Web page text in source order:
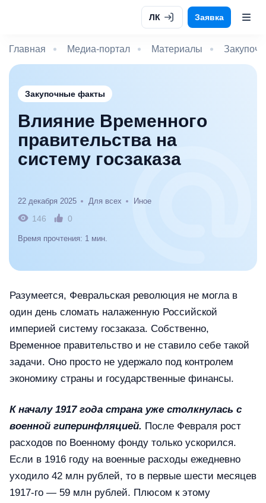
ЛК Заявка
Главная Медиа-портал Материалы
Закупочные факты
Влияние Временного
правительства на
систему госзаказа
22 декабря 2025 Для всех Иное
146 0
Время прочтения: 1 мин.
Разумеется, Февральская революция не могла в
один день сломать налаженную Российской
империей систему госзаказа. Собственно,
Временное правительство и не ставило себе такой
задачи. Оно просто не удержало под контролем
экономику страны и государственные финансы.
К началу 1917 года страна уже столкнулась с
военной гиперинфляцией. После Февраля рост
расходов по Военному фонду только ускорился.
Если в 1916 году на военные расходы ежедневно
уходило 42 млн рублей, то в первые шести месяцев
1917-го — 59 млн рублей. Плюсом к этому